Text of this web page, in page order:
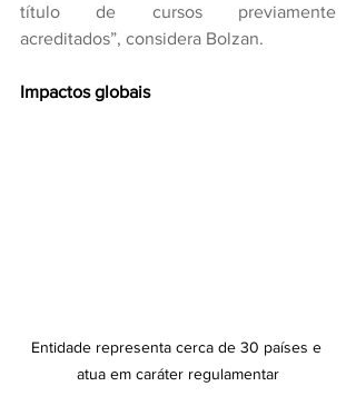
título de cursos previamente
acreditados”, considera Bolzan.
Impactos globais
Entidade representa cerca de 30 países e
atua em caráter regulamentar